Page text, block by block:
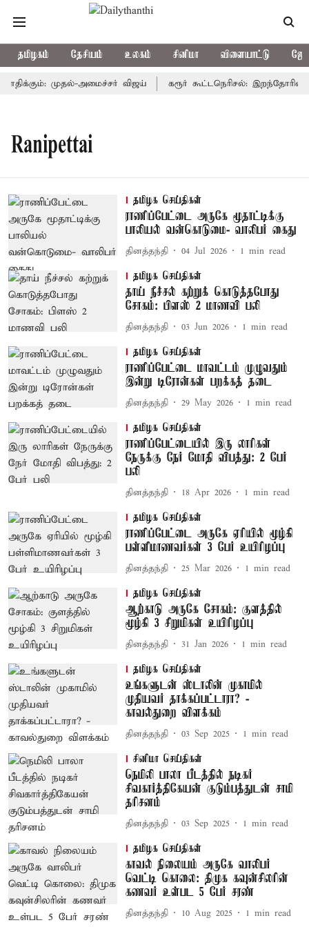
தமிழகம் தேசியம் உலகம் சினிமா விளையாட்டு
முதல்-அமைச்சர் விஜய் கரூர் கூட்டநெரிசல்: இறந்தோரின்
Ranipettai
தமிழக செய்திகள்
ராணிப்பேட்டை அருகே மூதாட்டிக்கு
பாலியல் வன்கொடுமை- வாலிபர் கைது
தினத்தந்தி 04 Jul 2026 1 min read
தமிழக செய்திகள்
தாய் நீச்சல் கற்றுக் கொடுத்தபோது
சோகம்: பிளஸ் 2 மாணவி பலி
தினத்தந்தி 03 Jun 2026 1 min read
தமிழக செய்திகள்
ராணிப்பேட்டை மாவட்டம் முழுவதும்
இன்று டிரோன்கள் பறக்கத் தடை
தினத்தந்தி 29 May 2026 1 min read
தமிழக செய்திகள்
ராணிப்பேட்டையில் இரு லாரிகள்
நேருக்கு நேர் மோதி விபத்து: 2 பேர்
பலி
தினத்தந்தி 18 Apr 2026 1 min read
தமிழக செய்திகள்
ராணிப்பேட்டை அருகே ஏரியில் மூழ்கி
பள்ளிமாணவர்கள் 3 பேர் உயிரிழப்பு
தினத்தந்தி 25 Mar 2026 1 min read
தமிழக செய்திகள்
ஆற்காடு அருகே சோகம்: குளத்தில்
மூழ்கி 3 சிறுமிகள் உயிரிழப்பு
தினத்தந்தி 31 Jan 2026 1 min read
தமிழக செய்திகள்
உங்களுடன் ஸ்டாலின் முகாமில்
முதியவர் தாக்கப்பட்டாரா? -
காவல்துறை விளக்கம்
தினத்தந்தி 03 Sep 2025 1 min read
சினிமா செய்திகள்
நெமிலி பாலா பீடத்தில் நடிகர்
சிவகார்த்திகேயன் குடும்பத்துடன் சாமி
தரிசனம்
தினத்தந்தி 03 Sep 2025 1 min read
தமிழக செய்திகள்
காவல் நிலையம் அருகே வாலிபர்
வெட்டி கொலை: திமுக கவுன்சிலரின்
கணவர் உள்பட 5 பேர் சரண்
தினத்தந்தி 10 Aug 2025 1 min read